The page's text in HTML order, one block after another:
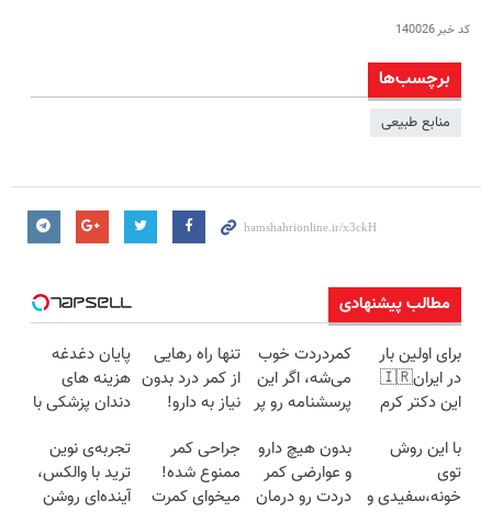
کد خبر140026
برچسب‌ها
منابع طبیعی
مطالب پیشنهادی
برای اولین بار
در ایران🇮🇷
این دکتر کرم
روزه ساخت!
کمردردت خوب
می‌شه، اگر این
پرسشنامه رو پر
تنها راه رهایی
از کمر درد بدون
نیاز به دارو!
پایان دغدغه
هزینه های
دندان پزشکی با
کننده خانگی
با این روش
توی
خونه،سفیدی و
بدون هیچ دارو
و عوارضی کمر
دردت رو درمان
جراحی کمر
ممنوع شده!
میخوای کمرت
تجربه‌ی نوین
ترید با والکس،
آینده‌ای روشن